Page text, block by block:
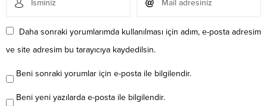
Daha sonraki yorumlarımda kullanılması için adım, e-posta adresim
ve site adresim bu tarayıcıya kaydedilsin.
Beni sonraki yorumlar için e-posta ile bilgilendir.
Beni yeni yazılarda e-posta ile bilgilendir.